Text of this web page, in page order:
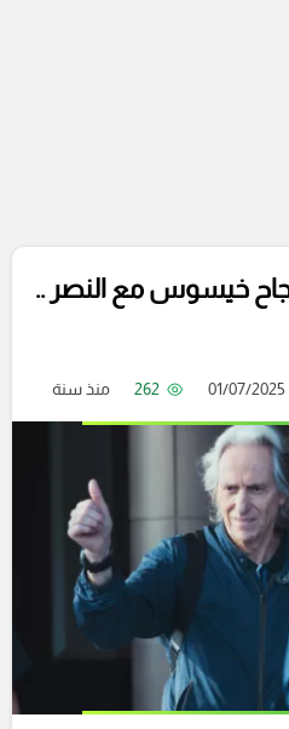
خيسوس مع النصر ..
262 منذ سنة